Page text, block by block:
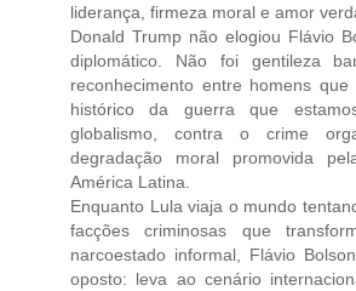
liderança, firmeza moral e amor
Donald Trump não elogiou Flávio
diplomático. Não foi gentileza
reconhecimento entre homens
histórico da guerra que
globalismo, contra o crime
degradação moral promovida
América Latina.
Enquanto Lula viaja o mundo
facções criminosas que
narcoestado informal, Flávio
oposto: leva ao cenário